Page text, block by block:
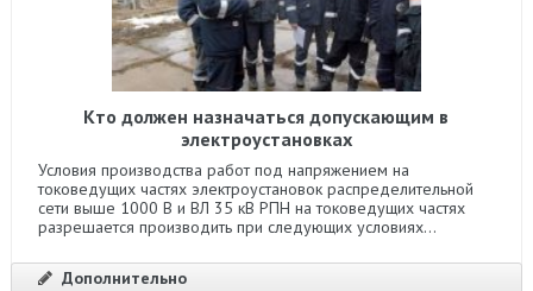
Кто должен назначаться допускающим в
электроустановках
Условия производства работ под напряжением на
токоведущих частях электроустановок распределительной
сети выше 1000 В и ВЛ 35 кВ РПН на токоведущих частях
разрешается производить при следующих условиях...
Дополнительно